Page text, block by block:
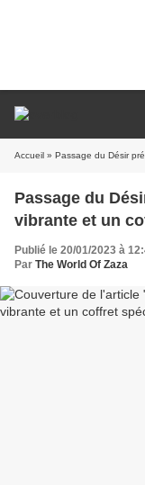
Accueil » Passage du Désir
Passage du
vibrante et un
Publié le 20/01/2023 à
Par The World Of Zaza